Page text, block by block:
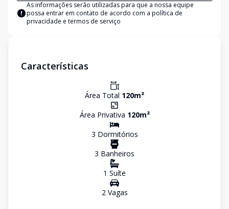
As informações serão utilizadas para que a nossa equipe
possa entrar em contato de acordo com a política de
privacidade e termos de serviço
Características
Área Total 120m²
Área Privativa 120m²
3 Dormitórios
3 Banheiros
1 Suíte
2Vagas